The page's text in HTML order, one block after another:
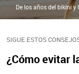
SIGUE ESTOS
¿Cómo evitar